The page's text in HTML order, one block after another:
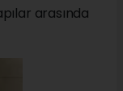
arasında